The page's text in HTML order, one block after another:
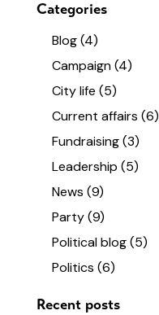
Categories
Blog(4)
Campaign(4)
City life (5)
Current affairs (6)
Fundraising(3)
Leadership (5)
News (9)
Party(9)
Political blog(5)
Politics (6)
Recent posts